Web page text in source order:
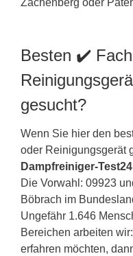
Besten ✔️
gesucht?
Wenn Sie hier den
oder Reinigungsgerät
Dampfreiniger-
Die Vorwahl: 09923
Böbrach im
Ungefähr 1.646
Bereichen arbeiten
erfahren möchten,